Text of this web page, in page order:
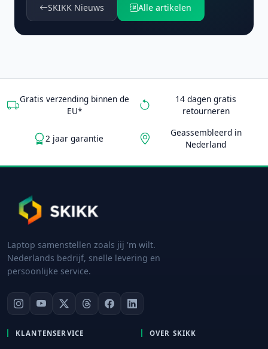
SKIKK Nieuws Alle artikelen
Gratis verzending binnen de
EU*
14 dagen gratis
retourneren
2 jaar garantie
Geassembleerd in
Nederland
Laptop samenstellen zoals jij 'm wilt.
Nederlands bedrijf, snelle levering en
persoonlijke service.
KLANTENSERVICE OVER SKIKK